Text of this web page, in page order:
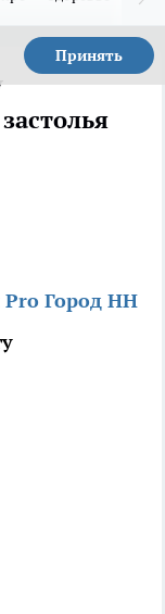
Принять
Pro Город НН